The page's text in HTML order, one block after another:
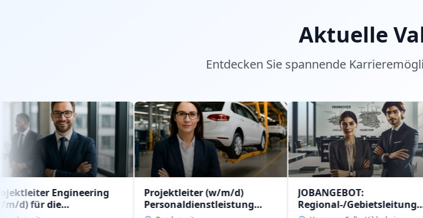
Aktuelle
Entdecken Sie spannende
Projektleiter (w/m/d)
Personaldienstleistung
JOBANGEBOT:
Regional-/Gebietsleitung